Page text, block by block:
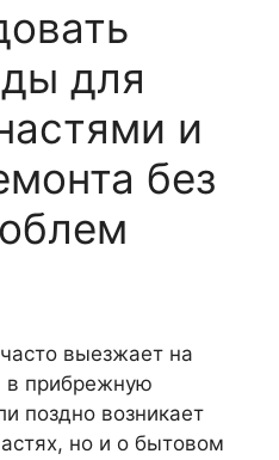
для
и
без
выезжает на
в прибрежную
поздно возникает
но и о бытовом